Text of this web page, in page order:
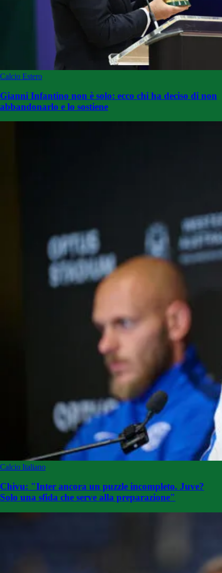
Calcio Estero
Gianni Infantino non è solo: ecco chi ha deciso di non
abbandonarlo e lo sostiene
Calcio Italiano
Chivu: "Inter ancora un puzzle incompleto. Juve?
Solo una sfida che serve alla preparazione"